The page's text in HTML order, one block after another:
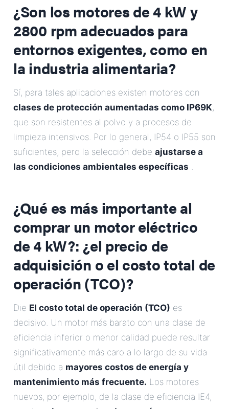
¿Son los motores de 4 kW y
2800 rpmadecuados para
entornos exigentes, como en
la industria alimentaria?
Sí, para tales aplicaciones existen motores con
clases de protección aumentadas como IP69K,
que son resistentes al polvo y a procesos de
limpieza intensivos. Por lo general, IP54 o IP55 son
suficientes, pero la selección debe ajustarse a
las condiciones ambientales específicas .
¿Qué es más importante al
comprar un motor eléctrico
de 4 kW?: ¿el precio de
adquisición o el costo total de
operación (TCO)?
Die El costo total de operación (TCO) es
decisivo. Un motor más barato con una clase de
eficiencia inferior o menor calidad puede resultar
significativamente más caro a lo largo de su vida
útil debido a mayores costos de energía y
mantenimiento más frecuente. Los motores
nuevos, por ejemplo, de la clase de eficiencia IE4,